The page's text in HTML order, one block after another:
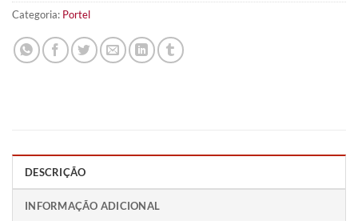
Categoria: Portel
DESCRIÇÃO
INFORMAÇÃO ADICIONAL